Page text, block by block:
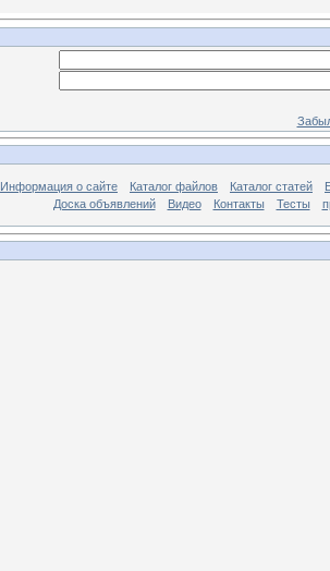
Информация о сайте Каталог файлов Каталог статей
Доска объявлений
Видео Контакты Тесты